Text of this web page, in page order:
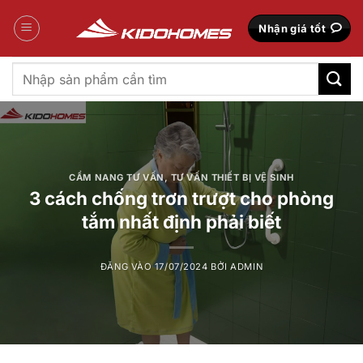
qua
Nhận giá tốt
Tìm
kiếm:
CẨM NANG TƯ VẤN,TƯ VẤN THIẾT BỊ VỆ SINH
3 cách chống trơn trượt cho phòng
tắm nhất định phải biết
ĐĂNG VÀO17/07/2024 BỞIADMIN